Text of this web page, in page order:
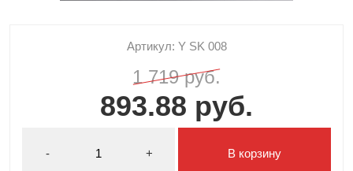
Артикул: Y SK 008
1 719 руб.
893.88 руб.
- + В корзину